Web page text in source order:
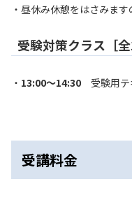
・昼休み休憩をはさみま
受験対策クラス［全
・ 13:00～14:30 受験用テ
受講料金